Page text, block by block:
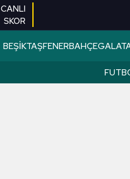
CANLI
SKOR
BEŞİKTAŞFENERBAHÇE